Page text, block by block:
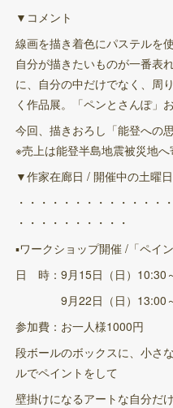
▼コメント
線画を描き着色にパステルを
自分が描きたいものが一番表
に、自分の中だけでなく、周
く作品展。「ペンとさんぽ」
今回、描きおろし「能登への
※売上は能登半島地震被災地へ
▼作家在廊日 / 開催中の土曜
・・・・・・・・・・・・・
・・・・・・・・・・
▪ワークショップ開催 /「ペイ
日 時：9月15日（日）
9月22日（日）13:00
参加費：お一人様1000円
段ボールのボックスに、小さ
ルでペイントをして
壁掛けになるアートな自分だ